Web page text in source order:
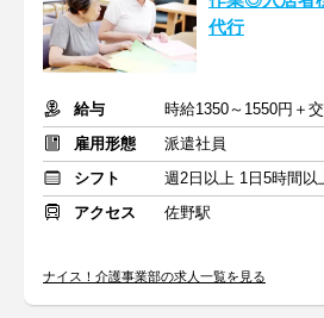
代行
給与
時給1350～1550円＋
雇用形態
派遣社員
シフト
週2日以上 1日5時間以
アクセス
佐野駅
ナイス！介護事業部の求人一覧を見る